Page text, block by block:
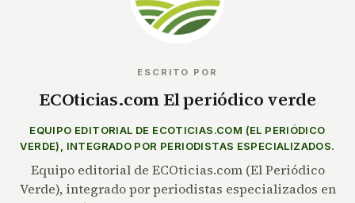
ESCRITO POR
ECOticias.com El periódico verde
EQUIPO EDITORIAL DE ECOTICIAS.COM (EL PERIÓDICO
VERDE), INTEGRADO POR PERIODISTAS ESPECIALIZADOS.
Equipo editorial de ECOticias.com (El Periódico
Verde), integrado por periodistas especializados en